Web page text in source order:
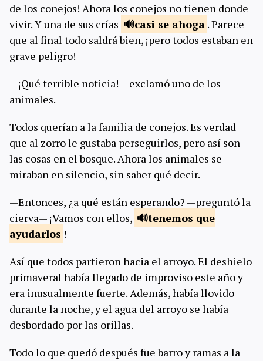
de los conejos! Ahora los conejos no tienen donde
vivir. Y una de sus crías
casi se ahoga . Parece
que al final todo saldrá bien, ¡pero todos estaban en
grave peligro!
—¡Qué terrible noticia! —exclamó uno de los
animales.
Todos querían a la familia de conejos. Es verdad
que al zorro le gustaba perseguirlos, pero así son
las cosas en el bosque. Ahora los animales se
miraban en silencio, sin saber qué decir.
—Entonces, ¿a qué están esperando? —preguntó la
cierva— ¡Vamos con ellos,
tenemos que
ayudarlos !
Así que todos partieron hacia el arroyo. El deshielo
primaveral había llegado de improviso este año y
era inusualmente fuerte. Además, había llovido
durante la noche, y el agua del arroyo se había
desbordado por las orillas.
Todo lo que quedó después fue barro y ramas a la